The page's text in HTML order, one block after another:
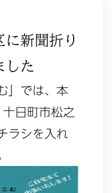
新聞折り
した
」では、本
日町市松之
ラシを入れ